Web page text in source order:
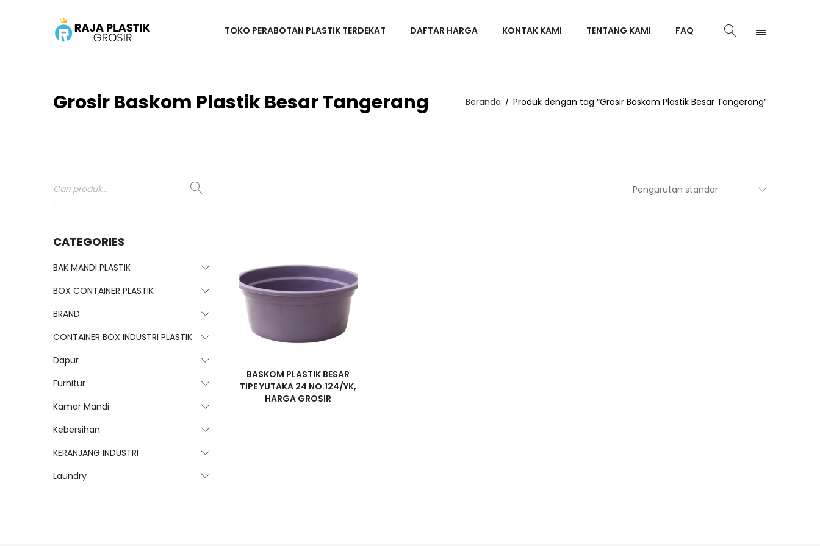
TOKO PERABOTAN PLASTIK TERDEKAT DAFTAR HARGA KONTAK KAMI TENTANG KAMI FAQ
Grosir Baskom Plastik Besar Tangerang Beranda / Produk dengan tag “Grosir Baskom Plastik Besar Tangerang”
CATEGORIES
BAK MANDI PLASTIK
BOX CONTAINER PLASTIK
BRAND
CONTAINER BOX INDUSTRI PLASTIK
Dapur
Furnitur
Kamar Mandi
Kebersihan
KERANJANG INDUSTRI
Laundry
Pengurutan standar
BASKOM PLASTIK BESAR
TIPE YUTAKA 24 NO.124/YK,
HARGA GROSIR